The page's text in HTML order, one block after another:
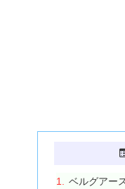
ベルグアー